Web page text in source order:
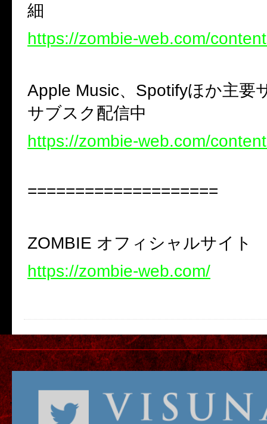
細
https://zombie-web.com/
Apple Music、Spotifyほか主要
サブスク配信中
https://zombie-web.com/
====================
ZOMBIE オフィシャルサイト
https://zombie-web.com/